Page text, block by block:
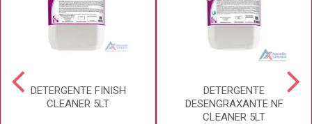
DETERGENTE FINISH
CLEANER 5LT
DETERGENTE
DESENGRAXANTE NF
CLEANER 5LT